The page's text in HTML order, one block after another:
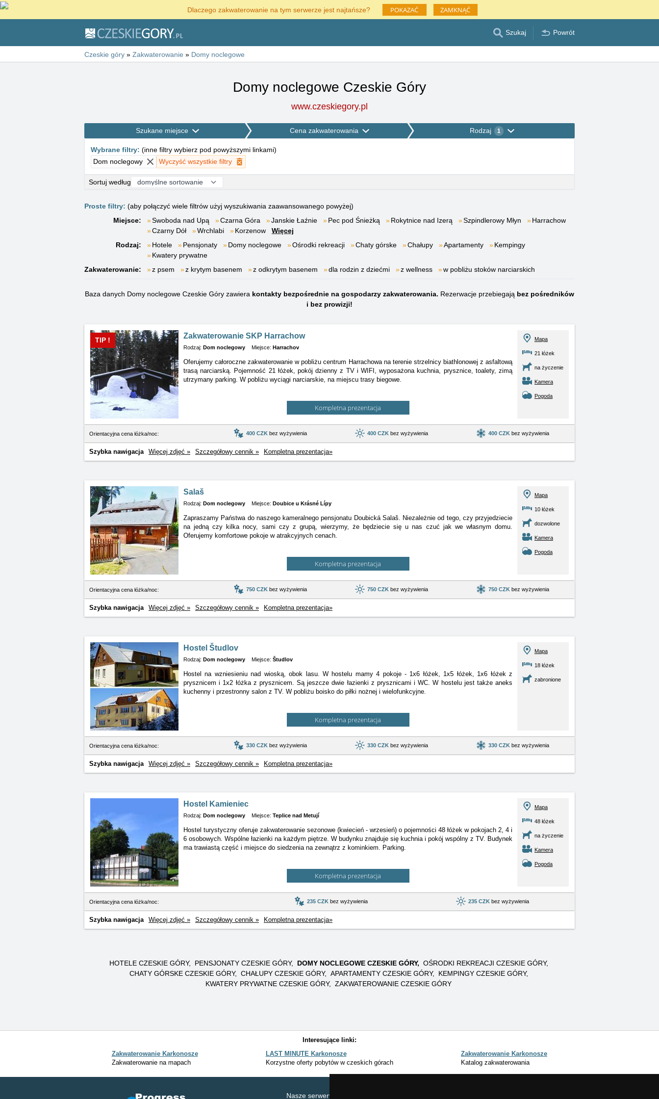
Dlaczego zakwaterowanie na tym serwerze jest najtańsze? POKAZAĆ ZAMKNĄĆ
Szukaj Powrót
Czeskie góry » Zakwaterowanie » Domy noclegowe
Domy noclegowe Czeskie Góry
www.czeskiegory.pl
Szukane miejsce Cena zakwaterowania Rodzaj 1
Wybrane filtry: (inne filtry wybierz pod powyższymi linkami)
Dom noclegowy
Wyczyść wszystkie filtry
Sortuj według
Proste filtry: (aby połączyć wiele filtrów użyj wyszukiwania zaawansowanego powyżej)
Miejsce:
Swoboda nad Upą Czarna Góra Janskie Łaźnie Pec pod Śnieżką Rokytnice nad Izerą Szpindlerowy Młyn
Harrachow
Czarny Dół
Wrchlabi Korzenow
Więcej
Rodzaj:
Hotele Pensjonaty Domy noclegowe Ośrodki rekreacji Chaty górske Chałupy Apartamenty
Kempingy
Kwatery prywatne
Zakwaterowanie:
z psem z krytym basenem z odkrytym basenem dla rodzin z dziećmi z wellness w pobliżu stoków narciarskich
Baza danych Domy noclegowe Czeskie Góry zawiera kontakty bezpośrednie na gospodarzy zakwaterowania. Rezerwacje przebiegają bez pośredników
i bez prowizji!
Zakwaterowanie SKP Harrachow
TIP !
Rodzaj: Dom noclegowy Miejsce: Harrachov
Oferujemy całoroczne zakwaterowanie w pobliżu centrum Harrachowa na terenie strzelnicy biathlonowej z asfaltową
trasą narciarską. Pojemność 21 łóżek, pokój dzienny z TV i WIFI, wyposażona kuchnia, prysznice, toalety, zimą
utrzymany parking. W pobliżu wyciągi narciarskie, na miejscu trasy biegowe.
Kompletna prezentacja
Mapa
21 łóżek
na życzenie
Kamera
Pogoda
Orientacyjna cena łóżka/noc: 400 CZK bez wyżywienia 400 CZK bez wyżywienia 400 CZK bez wyżywienia
Szybka nawigacja Więcej zdjęć » Szczegółowy cennik » Kompletna prezentacja»
Salaš
Rodzaj: Dom noclegowy Miejsce: Doubice u Krásné Lípy
Zapraszamy Państwa do naszego kameralnego pensjonatu Doubická Salaš. Niezależnie od tego, czy przyjedziecie
najedną czy kilka nocy, sami czy z grupą, wierzymy, że będziecie się u nas czuć jak we własnym domu.
Oferujemy komfortowe pokoje w atrakcyjnych cenach.
Kompletna prezentacja
Mapa
10 łóżek
dozwolone
Kamera
Pogoda
Orientacyjna cena łóżka/noc: 750 CZK bez wyżywienia 750 CZK bez wyżywienia 750 CZK bez wyżywienia
Szybka nawigacja Więcej zdjęć » Szczegółowy cennik » Kompletna prezentacja»
Hostel Študlov
Rodzaj: Dom noclegowy Miejsce: Študlov
Hostel na wzniesieniu nad wioską, obok lasu. W hostelu mamy 4 pokoje - 1x6 łóżek, 1x5 łóżek, 1x6 łóżek z
prysznicemi 1x2 łóżka z prysznicem. Są jeszcze dwie łazienki z prysznicami i WC. W hostelu jest także aneks
kuchenny i przestronny salon z TV. W pobliżu boisko do piłki nożnej i wielofunkcyjne.
Kompletna prezentacja
Mapa
18 łóżek
zabronione
Orientacyjna cena łóżka/noc: 330 CZK bez wyżywienia 330 CZK bez wyżywienia 330 CZK bez wyżywienia
Szybka nawigacja Więcej zdjęć » Szczegółowy cennik » Kompletna prezentacja»
Hostel Kamieniec
Rodzaj: Dom noclegowy Miejsce: Teplice nad Metují
Hostel turystyczny oferuje zakwaterowanie sezonowe (kwiecień - wrzesień) o pojemności 48 łóżek w pokojach 2, 4 i
6 osobowych. Wspólne łazienki na każdym piętrze. W budynku znajduje się kuchnia i pokój wspólny z TV. Budynek
ma trawiastą część i miejsce do siedzenia na zewnątrz z kominkiem. Parking.
Kompletna prezentacja
Mapa
48 łóżek
na życzenie
Kamera
Pogoda
Orientacyjna cena łóżka/noc: 235 CZK bez wyżywienia 235 CZK bez wyżywienia
Szybka nawigacja Więcej zdjęć » Szczegółowy cennik » Kompletna prezentacja»
HOTELE CZESKIE GÓRY PENSJONATY CZESKIE GÓRY DOMY NOCLEGOWE CZESKIE GÓRY
OŚRODKI REKREACJI CZESKIE GÓRY
CHATY GÓRSKE CZESKIE GÓRY
CHAŁUPY CZESKIE GÓRY APARTAMENTY CZESKIE GÓRY
KEMPINGY CZESKIE GÓRY
KWATERY PRYWATNE CZESKIE GÓRY
ZAKWATEROWANIE CZESKIE GÓRY
Interesujące linki:
Zakwaterowanie Karkonosze
Zakwaterowanie na mapach
LAST MINUTE Karkonosze
Korzystne oferty pobytów w czeskich górach
Zakwaterowanie Karkonosze
Katalog zakwaterowania
Nasze serwery: